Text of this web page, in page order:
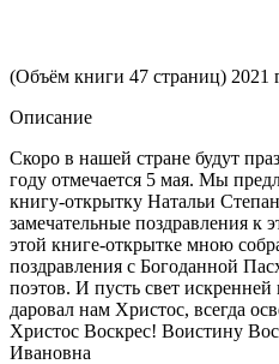
(Объём книги 47 страниц) 2021
Описание
Скоро в нашей стране будут
году отмечается 5 мая. Мы
книгу-открытку Натальи
замечательные поздравления к
этой книге-открытке мною
поздравления с Богоданной
поэтов. И пусть свет
даровал нам Христос, всегда
Христос Воскрес! Воистину
Ивановна